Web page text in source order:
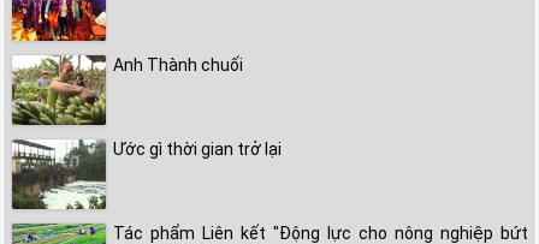
Anh Thành chuối
Ước gì thời gian trở lại
Tác phẩm Liên kết "Động lực cho nông nghiệp bứt